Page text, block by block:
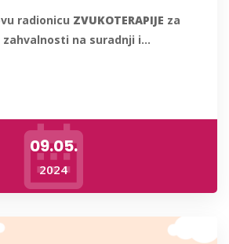
radionicu ZVUKOTERAPIJE za
zahvalnosti na suradnji i...
09.05.
2024